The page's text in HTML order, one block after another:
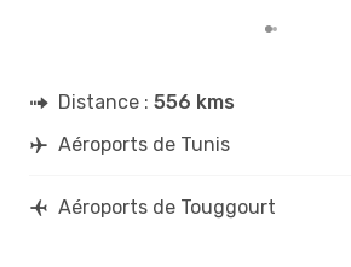
Distance : 556 kms
Aéroports de Tunis
Aéroports de Touggourt